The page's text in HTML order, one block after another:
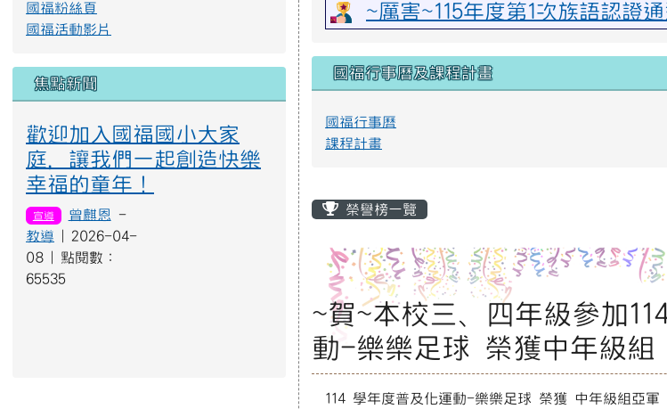
國福粉絲頁
國福活動影片
焦點新聞
歡迎加入國福國小大家
庭，讓我們一起創造快樂
幸福的童年！
宣導 曾麒恩 -
教導 | 2026-04-
08 | 點閱數：
65535
~厲害~115年度第1次族語認證
國福行事曆及課程計畫
國福行事曆
課程計畫
主內容區域
榮譽榜一覽
~賀~本校三、四年級參加
動-樂樂足球 榮獲中年級組
114 學年度普及化運動-樂樂足球 榮獲 中年級組亞軍